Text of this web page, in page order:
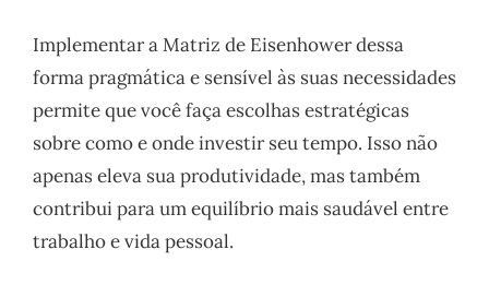
Implementar a Matriz de Eisenhower dessa
forma pragmática e sensível às suas necessidades
permite que você faça escolhas estratégicas
sobre como e onde investir seu tempo. Isso não
apenas eleva sua produtividade, mas também
contribui para um equilíbrio mais saudável entre
trabalho e vida pessoal.